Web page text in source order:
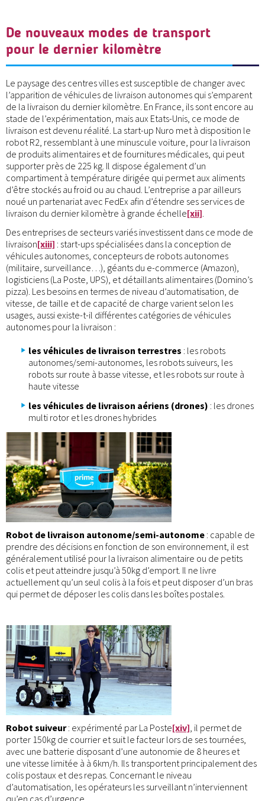
De nouveaux modes de transport
pour le dernier kilomètre
Le paysage des centres villes est susceptible de changer avec
l’apparition de véhicules de livraison autonomes qui s’emparent
de la livraison du dernier kilomètre. En France, ils sont encore au
stade de l’expérimentation, mais aux Etats-Unis, ce mode de
livraison est devenu réalité. La start-up Nuro met à disposition le
robot R2, ressemblant à une minuscule voiture, pour la livraison
de produits alimentaires et de fournitures médicales, qui peut
supporter près de 225 kg. Il dispose également d’un
compartiment à température dirigée qui permet aux aliments
d’être stockés au froid ou au chaud. L’entreprise a par ailleurs
noué un partenariat avec FedEx afin d’étendre ses services de
livraison du dernier kilomètre à grande échelle[xii].
Des entreprises de secteurs variés investissent dans ce mode de
livraison[xiii] : start-ups spécialisées dans la conception de
véhicules autonomes, concepteurs de robots autonomes
(militaire, surveillance…), géants du e-commerce (Amazon),
logisticiens (La Poste, UPS), et détaillants alimentaires (Domino’s
pizza). Les besoins en termes de niveau d’automatisation, de
vitesse, de taille et de capacité de charge varient selon les
usages, aussi existe-t-il différentes catégories de véhicules
autonomes pour la livraison :
les véhicules de livraison terrestres : les robots
autonomes/semi-autonomes, les robots suiveurs, les
robots sur route à basse vitesse, et les robots sur route à
haute vitesse
les véhicules de livraison aériens (drones) : les drones
multi rotor et les drones hybrides
Robot de livraison autonome/semi-autonome : capable de
prendre des décisions en fonction de son environnement, il est
généralement utilisé pour la livraison alimentaire ou de petits
colis et peut atteindre jusqu’à 50kg d’emport. Il ne livre
actuellement qu’un seul colis à la fois et peut disposer d’un bras
qui permet de déposer les colis dans les boîtes postales.
Robot suiveur: expérimenté par La Poste[xiv], il permet de
porter 150kg de courrier et suit le facteur lors de ses tournées,
avec une batterie disposant d’une autonomie de 8 heures et
une vitesse limitée à à 6km/h. Ils transportent principalement des
colis postaux et des repas. Concernant le niveau
d’automatisation, les opérateurs les surveillant n’interviennent